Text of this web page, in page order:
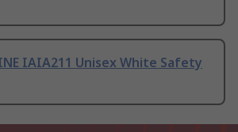
IAIA211 Unisex White Safety